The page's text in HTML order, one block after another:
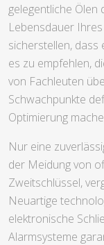
gelegentliche Ölen
Lebensdauer
sicherstellen,
es zu empfehlen,
von Fachleuten
Schwachpunkte
Optimierung
Nur eine
der Meidung von
Zweitschlüssel,
Neuartige
elektronische
Alarmsysteme